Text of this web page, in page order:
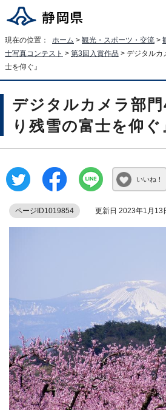
現在の位置： ホーム > 観光・スポーツ・交流 >
士写真コンテスト > 第3回入賞作品 > デジタルカ
士を仰ぐ』
デジタルカメラ部門
り残雪の富士を仰ぐ
いいね！
ページID1019854 更新日 2023年1月13